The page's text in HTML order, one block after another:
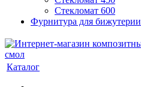
Стекломат 600
Фурнитура для бижутерии
Каталог